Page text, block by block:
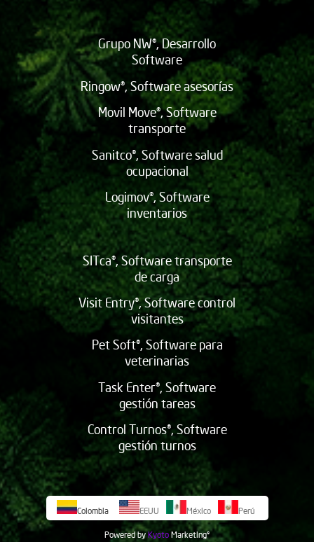
Grupo NW®, Desarrollo
Software
Ringow®, Software asesorías
Movil Move®, Software
transporte
Sanitco®, Software salud
ocupacional
Logimov®, Software
inventarios
SITca®, Software transporte
de carga
Visit Entry®, Software control
visitantes
Pet Soft®, Software para
veterinarias
Task Enter®, Software
gestión tareas
Control Turnos®, Software
gestión turnos
Colombia EEUU México Perú
Powered by KyotoMarketing©